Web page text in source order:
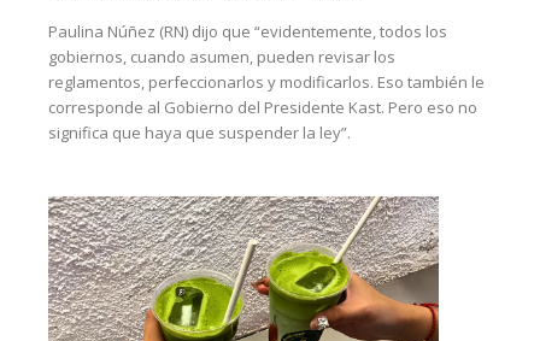
Paulina Núñez (RN) dijo que “evidentemente, todos los
gobiernos, cuando asumen, pueden revisar los
reglamentos, perfeccionarlos y modificarlos. Eso también le
corresponde al Gobierno del Presidente Kast. Pero eso no
significa que haya que suspender la ley”.